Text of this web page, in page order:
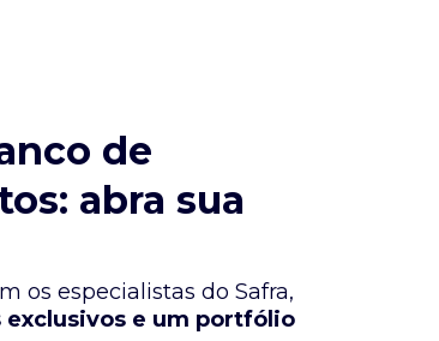
de
abra sua
os especialistas do Safra,
exclusivos e um portfólio